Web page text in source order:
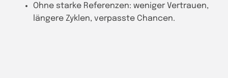
Ohne starke Referenzen: weniger Vertrauen,
längere Zyklen, verpasste Chancen.